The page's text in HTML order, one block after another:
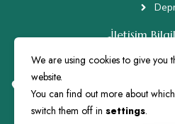
İletişim
+90 505
Bulgurlu, Sütçü Sokak, No: 6/2 ,
34696
We are using cookies to give you
website.
You can find out more about
switch them off in settings.